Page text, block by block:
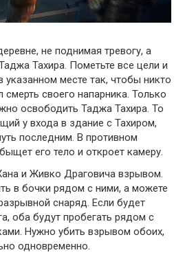
не поднимая тревогу, а
Тахира. Пометьте все цели и
указанном месте так, чтобы никто
смерть своего напарника. Только
освободить Таджа Тахира. То
у входа в здание с Тахиром,
последним. В противном
его тело и откроет камеру.
и Живко Драговича взрывом.
в бочки рядом с ними, а можете
снаряд. Если будет
оба будут пробегать рядом с
Нужно убить взрывом обоих,
одновременно.